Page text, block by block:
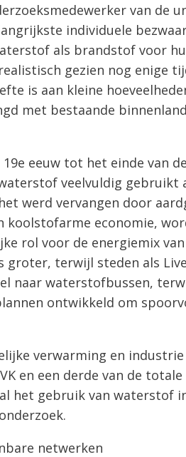
van de
individuele
als brandstof voor
gezien nog enige
is aan kleine
met bestaande
eeuw tot het einde van
veelvuldig gebruikt
werd vervangen door
koolstofarme economie,
rol voor de energiemix
terwijl steden als
naar waterstofbussen,
ontwikkeld om
verwarming en
en een derde van de
het gebruik van waterstof
netwerken